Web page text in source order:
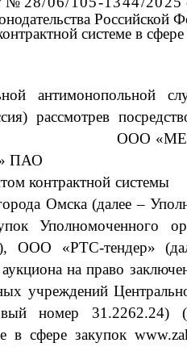
Российской
системе в
антимонопольной
рассмотрев
ООО
ПАО
контрактной системы
Омска (далее–
Уполномоченного
ООО «РТС-тендер»
на право
учреждений
номер 31.2262.24)
в сфере закупок